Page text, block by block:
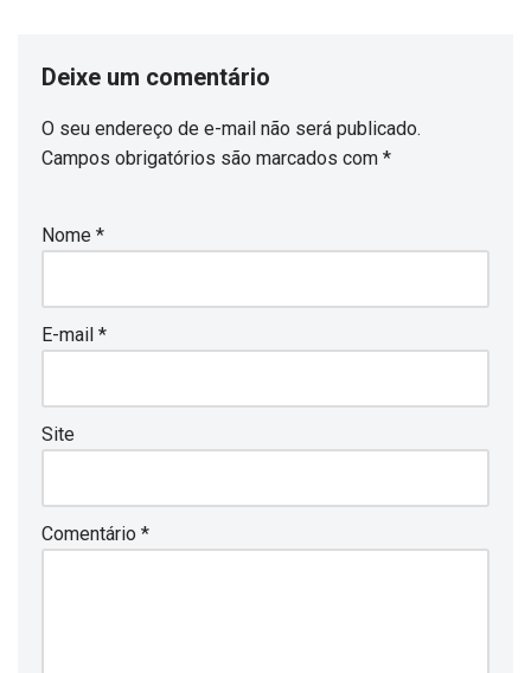
Deixe um comentário
O seu endereço de e-mail não será publicado.
Campos obrigatórios são marcados com *
Nome *
E-mail *
Site
Comentário *